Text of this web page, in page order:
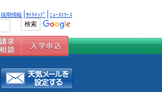
採用情報 ｻｲﾄﾏｯﾌﾟ ﾆｭｰｽﾘﾘｰｽ